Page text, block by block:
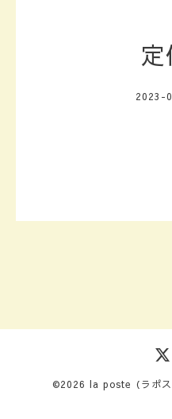
定
2023-
©2026 la poste（ラポス